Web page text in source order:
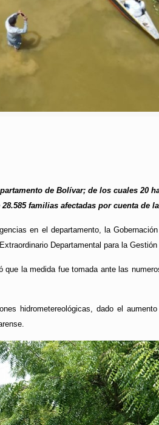
de Bolívar; de los cuales 20
familias afectadas por cuenta de
en el departamento, la
Departamental para la Gestión
la medida fue tomada ante las
hidrometereológicas, dado el